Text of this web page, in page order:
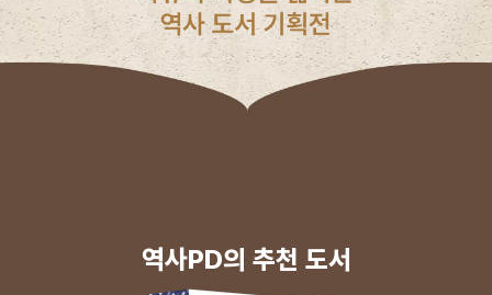
역사PD의 추천 도서